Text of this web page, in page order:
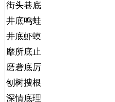
街头巷底
井底鸣蛙
井底虾蟆
靡所底止
磨砻底厉
刨树搜根
深情底理